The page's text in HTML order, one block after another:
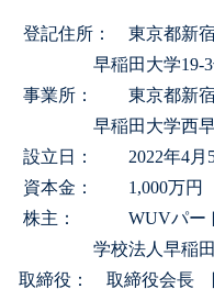
登記住所 ：
東京都新
早稲田大学19-
事業所：
東京都新
早稲田大学西
設立日：
2022年4月
資本金：
1,000万円
株主：
WUVパー
学校法人早稲
取締役： 取締役会長